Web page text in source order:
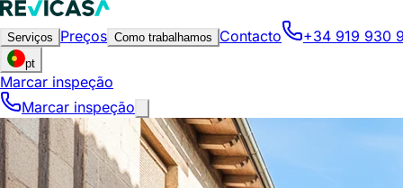
Serviços Preços Como trabalhamos Contacto +34 919 930
pt
Marcar inspeção
Marcar inspeção